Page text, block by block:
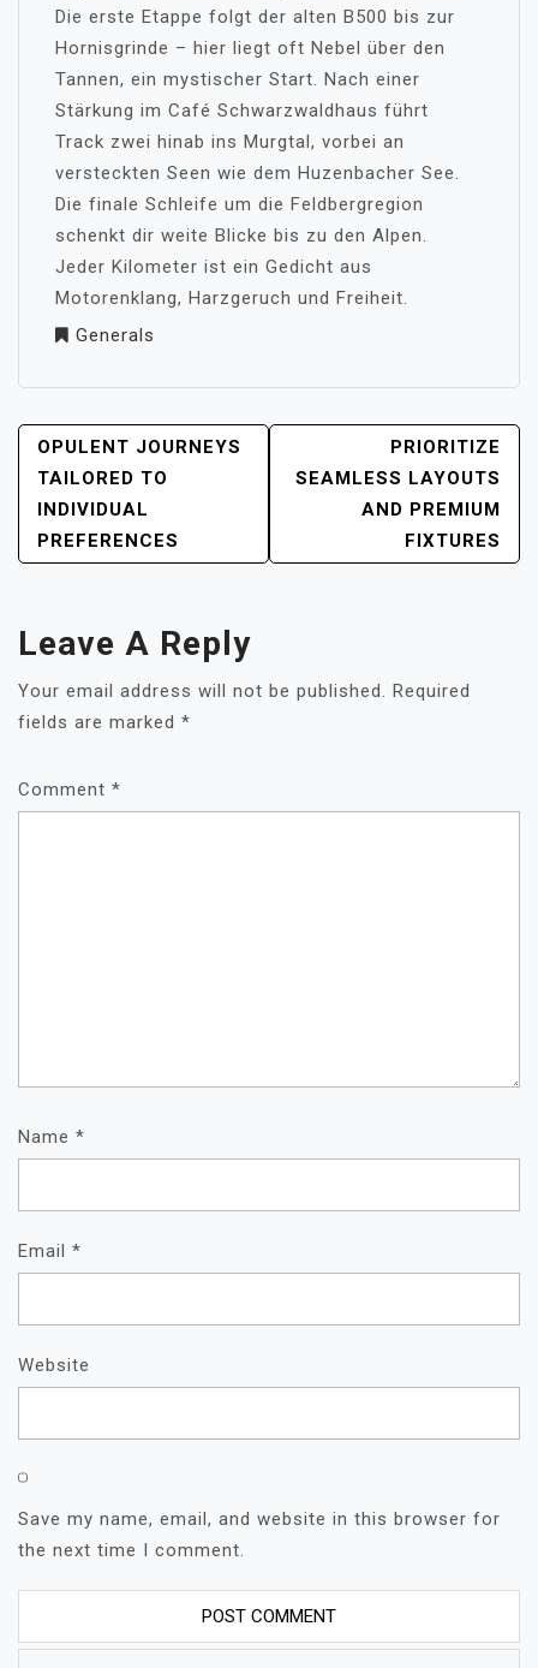
Die erste Etappe folgt der alten B500 bis zur
Hornisgrinde – hier liegt oft Nebel über den
Tannen, ein mystischer Start. Nach einer
Stärkung im Café Schwarzwaldhaus führt
Track zwei hinab ins Murgtal, vorbei an
versteckten Seen wie dem Huzenbacher See.
Die finale Schleife um die Feldbergregion
schenkt dir weite Blicke bis zu den Alpen.
Jeder Kilometer ist ein Gedicht aus
Motorenklang, Harzgeruch und Freiheit.
Generals
POST
NAVIGATION
OPULENT JOURNEYS
TAILORED TO
INDIVIDUAL
PREFERENCES
PRIORITIZE
SEAMLESS LAYOUTS
AND PREMIUM
FIXTURES
Leave A Reply
Your email address will not be published. Required
fields are marked *
Comment *
Name *
Email *
Website
Save my name, email, and website in this browser for
the next time I comment.